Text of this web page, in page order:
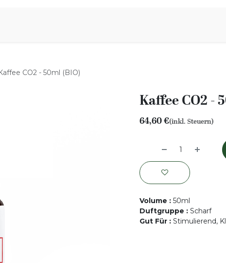
CO2 - 50ml (BIO)
Kaffee CO2 -
64,60€(inkl. Steuern)
Volume : 50ml
Duftgruppe : Scharf
Gut Für : Stimulierend,